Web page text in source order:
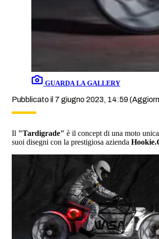
GUARDA LA GALLERY
Pubblicato il 7 giugno 2023, 14:59
Il "Tardigrade" è il concept di una moto
suoi disegni con la prestigiosa azienda